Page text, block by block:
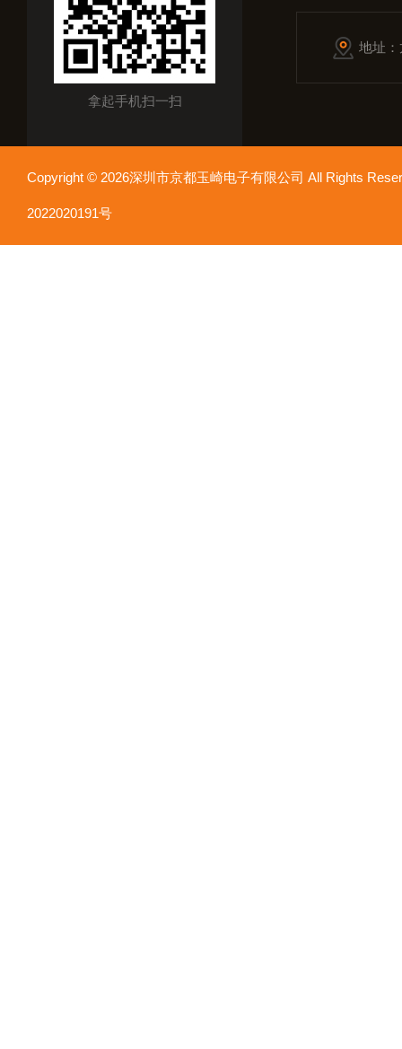
拿起手机扫一扫
地址
Copyright © 2026深圳市京都玉崎电子有限公司 All Rights
2022020191号